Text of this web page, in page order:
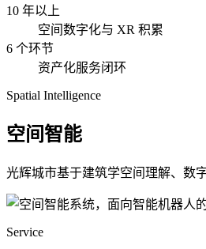
10 年以上
空间数字化与 XR 积累
6 个环节
资产化服务闭环
Spatial Intelligence
空间智能
光辉城市基于建筑学空间理解、数
Service